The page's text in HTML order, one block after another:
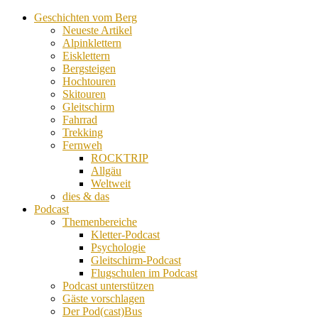
Geschichten vom Berg
Neueste Artikel
Alpinklettern
Eisklettern
Bergsteigen
Hochtouren
Skitouren
Gleitschirm
Fahrrad
Trekking
Fernweh
ROCKTRIP
Allgäu
Weltweit
dies & das
Podcast
Themenbereiche
Kletter-Podcast
Psychologie
Gleitschirm-Podcast
Flugschulen im Podcast
Podcast unterstützen
Gäste vorschlagen
Der Pod(cast)Bus